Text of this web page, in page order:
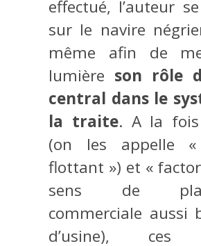
effectué, l’auteur
sur le navire
même afin de
lumière son rôle
central dans le
la traite. A la fois
(on les appelle «
flottant ») et «
sens de
commerciale aussi
d’usine), ces